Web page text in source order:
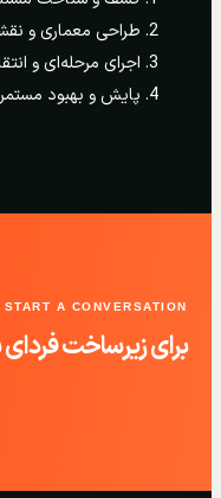
طراحی معماری و
اجرای مرحله‌ای و
پایش و بهبود مستمر
START A CONVERSATION
برای زیرساخت فردای